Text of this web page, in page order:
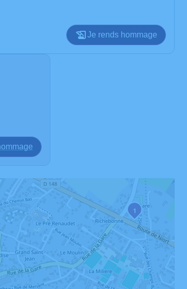
Je rends hommage
1